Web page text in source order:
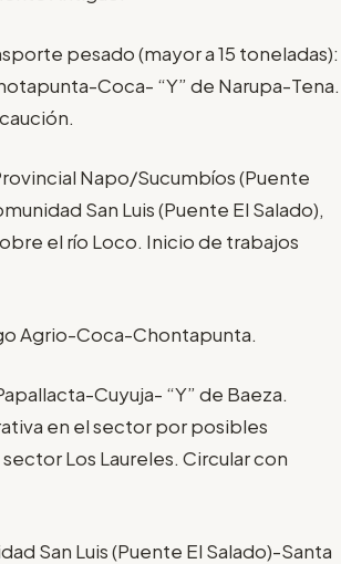
pesado (mayor a 15 toneladas):
Coca- “Y” de Narupa-Tena.
Napo/Sucumbíos (Puente
San Luis (Puente El Salado),
el río Loco. Inicio de trabajos
Agrio-Coca-Chontapunta.
Cuyuja- “Y” de Baeza.
en el sector por posibles
Los Laureles. Circular con
San Luis (Puente El Salado)-Santa